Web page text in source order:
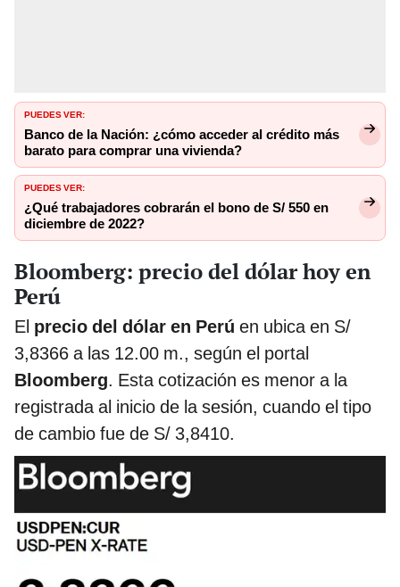
PUEDES VER:
Banco de la Nación: ¿cómo acceder al crédito más
barato para comprar una vivienda?
PUEDES VER:
¿Qué trabajadores cobrarán el bono de S/ 550 en
diciembre de 2022?
Bloomberg: precio del dólar hoy en
Perú
El precio del dólar en Perú en ubica en S/
3,8366 a las 12.00 m., según el portal
Bloomberg. Esta cotización es menor a la
registrada al inicio de la sesión, cuando el tipo
de cambio fue de S/ 3,8410.